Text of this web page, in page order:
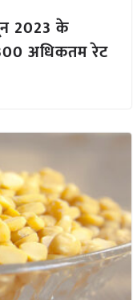
2023 के
अधिकतम रेट